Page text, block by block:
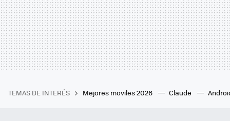
TEMAS DE INTERÉS Mejores moviles 2026 Claude